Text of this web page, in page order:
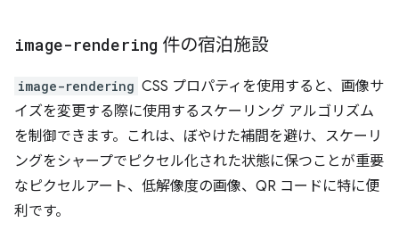
image-rendering 件の宿泊施設
image-rendering CSS プロパティを使用すると、画像サ
イズを変更する際に使用するスケーリング アルゴリズム
を制御できます。これは、ぼやけた補間を避け、スケーリ
ングをシャープでピクセル化された状態に保つことが重要
なピクセルアート、低解像度の画像、QR コードに特に便
利です。